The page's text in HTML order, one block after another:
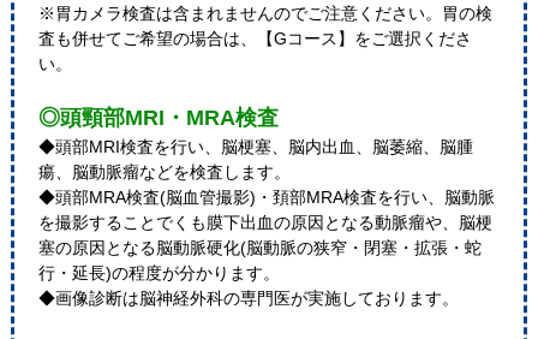
※胃カメラ検査は含まれませんのでご注意ください。胃の検
査も併せてご希望の場合は、【Gコース】をご選択くださ
い。
◎頭頸部MRI・MRA検査
◆頭部MRI検査を行い、脳梗塞、脳内出血、脳萎縮、脳腫
瘍、脳動脈瘤などを検査します。
◆頭部MRA検査(脳血管撮影)・頚部MRA検査を行い、脳動脈
を撮影することでくも膜下出血の原因となる動脈瘤や、脳梗
塞の原因となる脳動脈硬化(脳動脈の狭窄・閉塞・拡張・蛇
行・延長)の程度が分かります。
◆画像診断は脳神経外科の専門医が実施しております。